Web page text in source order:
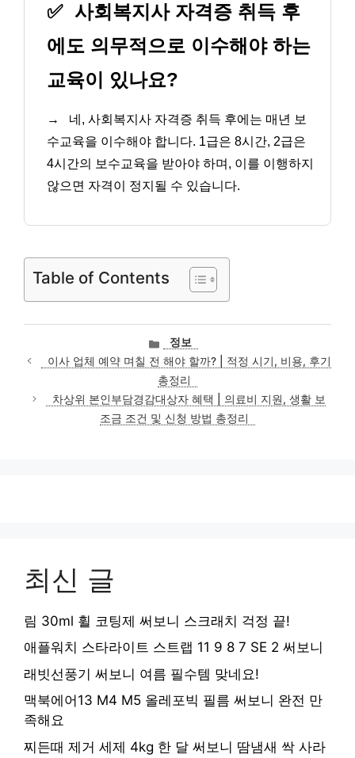
✅ 사회복지사 자격증 취득 후
에도 의무적으로 이수해야 하는
교육이 있나요?
→
네, 사회복지사 자격증 취득 후에는 매년 보
수교육을 이수해야 합니다. 1급은 8시간, 2급은
4시간의 보수교육을 받아야 하며, 이를 이행하지
않으면 자격이 정지될 수 있습니다.
Table of Contents
카
테
고
리
정보
이사 업체 예약 며칠 전 해야 할까? | 적정 시기, 비용, 후기
총정리
차상위 본인부담경감대상자 혜택 | 의료비 지원, 생활 보
조금 조건 및 신청 방법 총정리
최신 글
림 30ml 휠 코팅제 써보니 스크래치 걱정 끝!
애플워치 스타라이트 스트랩 11 9 8 7 SE 2 써보니
래빗선풍기 써보니 여름 필수템 맞네요!
맥북에어13 M4 M5 올레포빅 필름 써보니 완전 만
족해요
찌든때 제거 세제 4kg 한 달 써보니 땀냄새 싹 사라